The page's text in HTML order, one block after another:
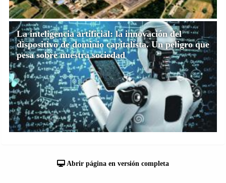
La inteligencia artificial: la innovación del
dispositivo de dominio capitalista. Un peligro que
pesa sobre nuestra sociedad
Abrir página en versión completa